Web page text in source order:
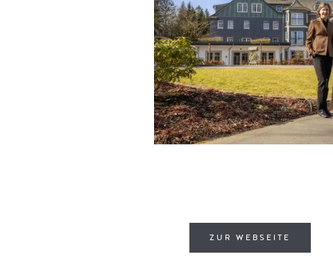
ZUR WEBSEITE